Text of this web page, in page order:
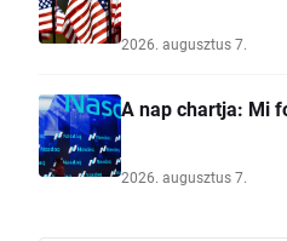
2026. augusztus 7.
A nap chartja: Mi
2026. augusztus 7.